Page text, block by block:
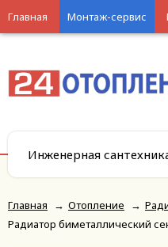
Главная Монтаж-сервис
Инженерная
Главная → Отопление →
Радиатор биметаллический